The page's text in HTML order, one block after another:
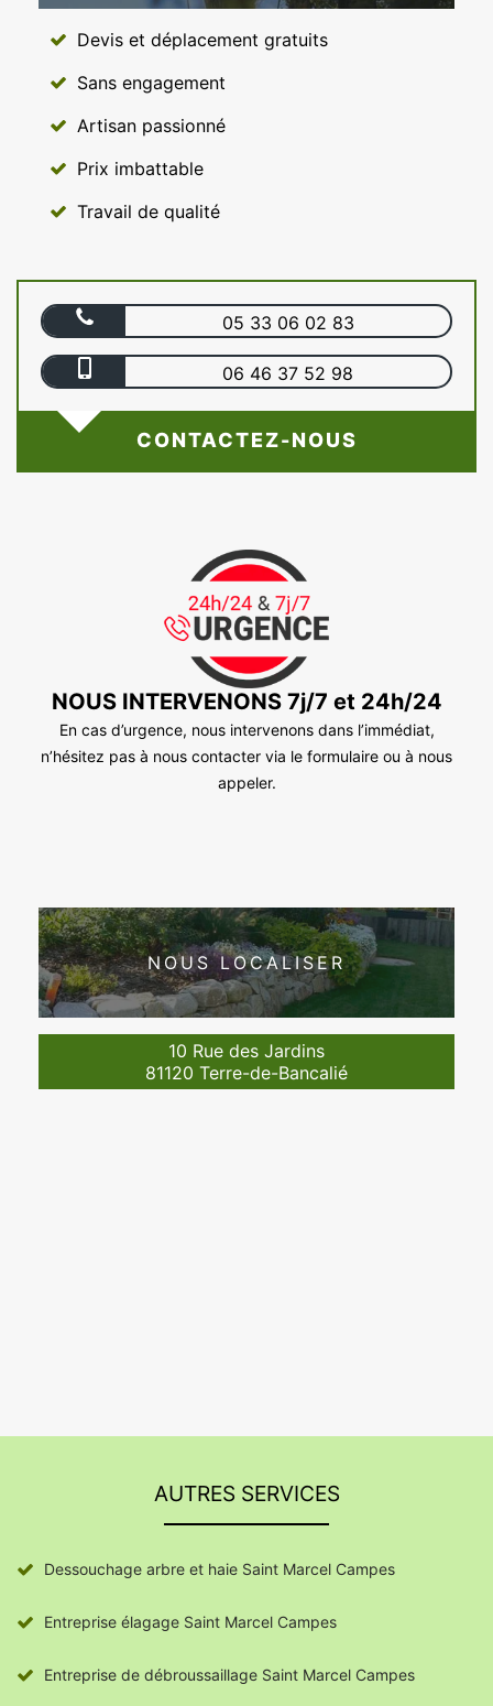
Devis et déplacement gratuits
Sans engagement
Artisan passionné
Prix imbattable
Travail de qualité
05 33 06 02 83
06 46 37 52 98
CONTACTEZ-NOUS
NOUS INTERVENONS 7j/7 et 24h/24
En cas d’urgence, nous intervenons dans l’immédiat,
n’hésitez pas à nous contacter via le formulaire ou à nous
appeler.
NOUS LOCALISER
10 Rue des Jardins
81120 Terre-de-Bancalié
AUTRES SERVICES
Dessouchage arbre et haie Saint Marcel Campes
Entreprise élagage Saint Marcel Campes
Entreprise de débroussaillage Saint Marcel Campes